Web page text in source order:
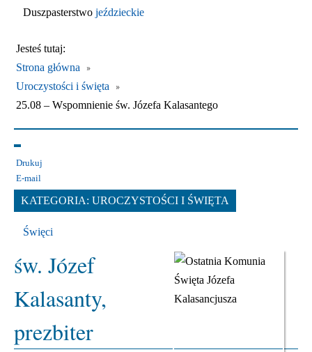
Duszpasterstwo jeździeckie
Jesteś tutaj:
Strona główna
Uroczystości i święta
25.08 – Wspomnienie św. Józefa Kalasantego
Drukuj
E-mail
KATEGORIA: UROCZYSTOŚCI I ŚWIĘTA
Święci
św. Józef
Kalasanty,
prezbiter